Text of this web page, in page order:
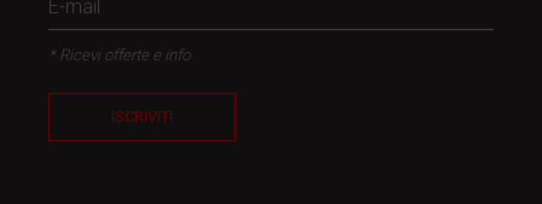
* Ricevi offerte e info
ISCRIVITI